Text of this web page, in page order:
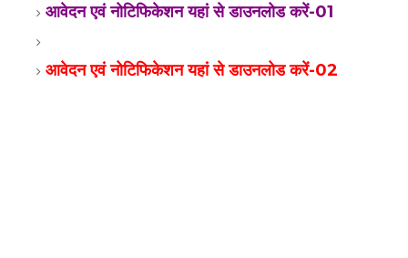
आवेदन एवं नोटिफिकेशन यहां से डाउनलोड करें-01
आवेदन एवं नोटिफिकेशन यहां से डाउनलोड करें-02